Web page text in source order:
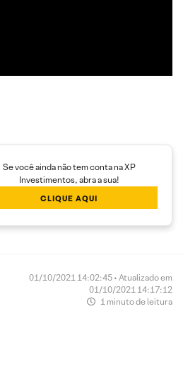
Se você ainda não tem conta na XP
Investimentos, abra a sua!
CLIQUE AQUI
01/10/2021 14:02:45 • Atualizado em
01/10/2021 14:17:12
1 minuto de leitura